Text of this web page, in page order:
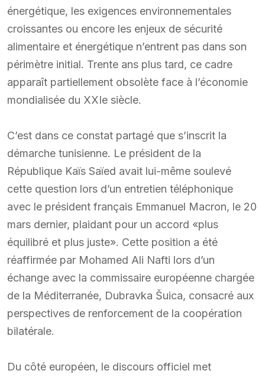
énergétique, les exigences environnementales
croissantes ou encore les enjeux de sécurité
alimentaire et énergétique n’entrent pas dans son
périmètre initial. Trente ans plus tard, ce cadre
apparaît partiellement obsolète face à l’économie
mondialisée du XXIe siècle.
C’est dans ce constat partagé que s’inscrit la
démarche tunisienne. Le président de la
République Kaïs Saïed avait lui-même soulevé
cette question lors d’un entretien téléphonique
avec le président français Emmanuel Macron, le 20
mars dernier, plaidant pour un accord «plus
équilibré et plus juste». Cette position a été
réaffirmée par Mohamed Ali Nafti lors d’un
échange avec la commissaire européenne chargée
de la Méditerranée, Dubravka Šuica, consacré aux
perspectives de renforcement de la coopération
bilatérale.
Du côté européen, le discours officiel met